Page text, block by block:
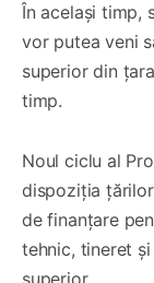
În același timp,
vor putea veni
superior din
timp.
Noul ciclu al
dispoziția
de finanțare
tehnic, tineret